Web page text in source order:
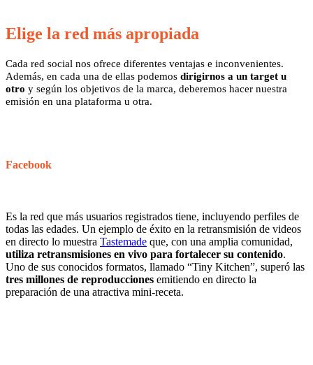
Elige la red más apropiada
Cada red social nos ofrece diferentes ventajas e inconvenientes.
Además, en cada una de ellas podemos dirigirnos a un target u
otro y según los objetivos de la marca, deberemos hacer nuestra
emisión en una plataforma u otra.
Facebook
Es la red que más usuarios registrados tiene, incluyendo perfiles de
todas las edades. Un ejemplo de éxito en la retransmisión de videos
en directo lo muestra Tastemade que, con una amplia comunidad,
utiliza retransmisiones en vivo para fortalecer su contenido.
Uno de sus conocidos formatos, llamado “Tiny Kitchen”, superó las
tres millones de reproducciones emitiendo en directo la
preparación de una atractiva mini-receta.